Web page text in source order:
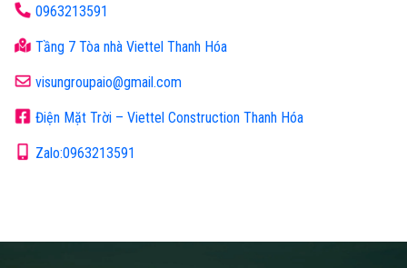
0963213591
Tầng 7 Tòa nhà Viettel Thanh Hóa
visungroupaio@gmail.com
Điện Mặt Trời – Viettel Construction Thanh Hóa
Zalo:0963213591